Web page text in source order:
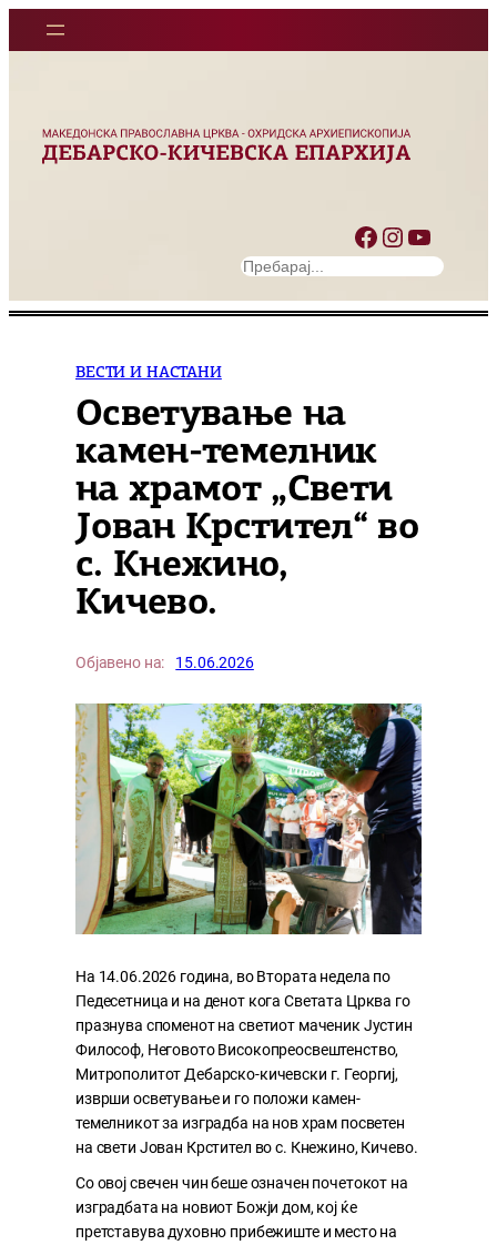
Facebook Instagram YouTube
S
a
ВЕСТИ И НАСТАНИ
Осветување на
камен-темелник
на храмот „Свети
Јован Крстител“ во
с. Кнежино,
Кичево.
Објавено на: 15.06.2026
На 14.06.2026 година, во Втората недела по
Педесетница и на денот кога Светата Црква го
празнува споменот на светиот маченик Јустин
Философ, Неговото Високопреосвештенство,
Митрополитот Дебарско-кичевски г. Георгиј,
изврши осветување и го положи камен-
темелникот за изградба на нов храм посветен
на свети Јован Крстител во с. Кнежино, Кичево.
Со овој свечен чин беше означен почетокот на
изградбата на новиот Божји дом, кој ќе
претставува духовно прибежиште и место на